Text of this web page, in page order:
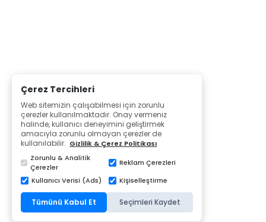
Çerez Tercihleri
Web sitemizin çalışabilmesi için zorunlu
çerezler kullanılmaktadır. Onay vermeniz
halinde, kullanıcı deneyimini geliştirmek
amacıyla zorunlu olmayan çerezler de
kullanılabilir. Gizlilik & Çerez Politikası
Zorunlu & Analitik
Çerezler
Reklam Çerezleri
Kullanıcı Verisi (Ads)
Kişiselleştirme
Tümünü Kabul Et Seçimleri Kaydet